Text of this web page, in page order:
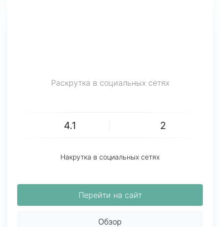
Раскрутка в социальных сетях
4.1 2
Накрутка в социальных сетях
Перейти на сайт
Обзор